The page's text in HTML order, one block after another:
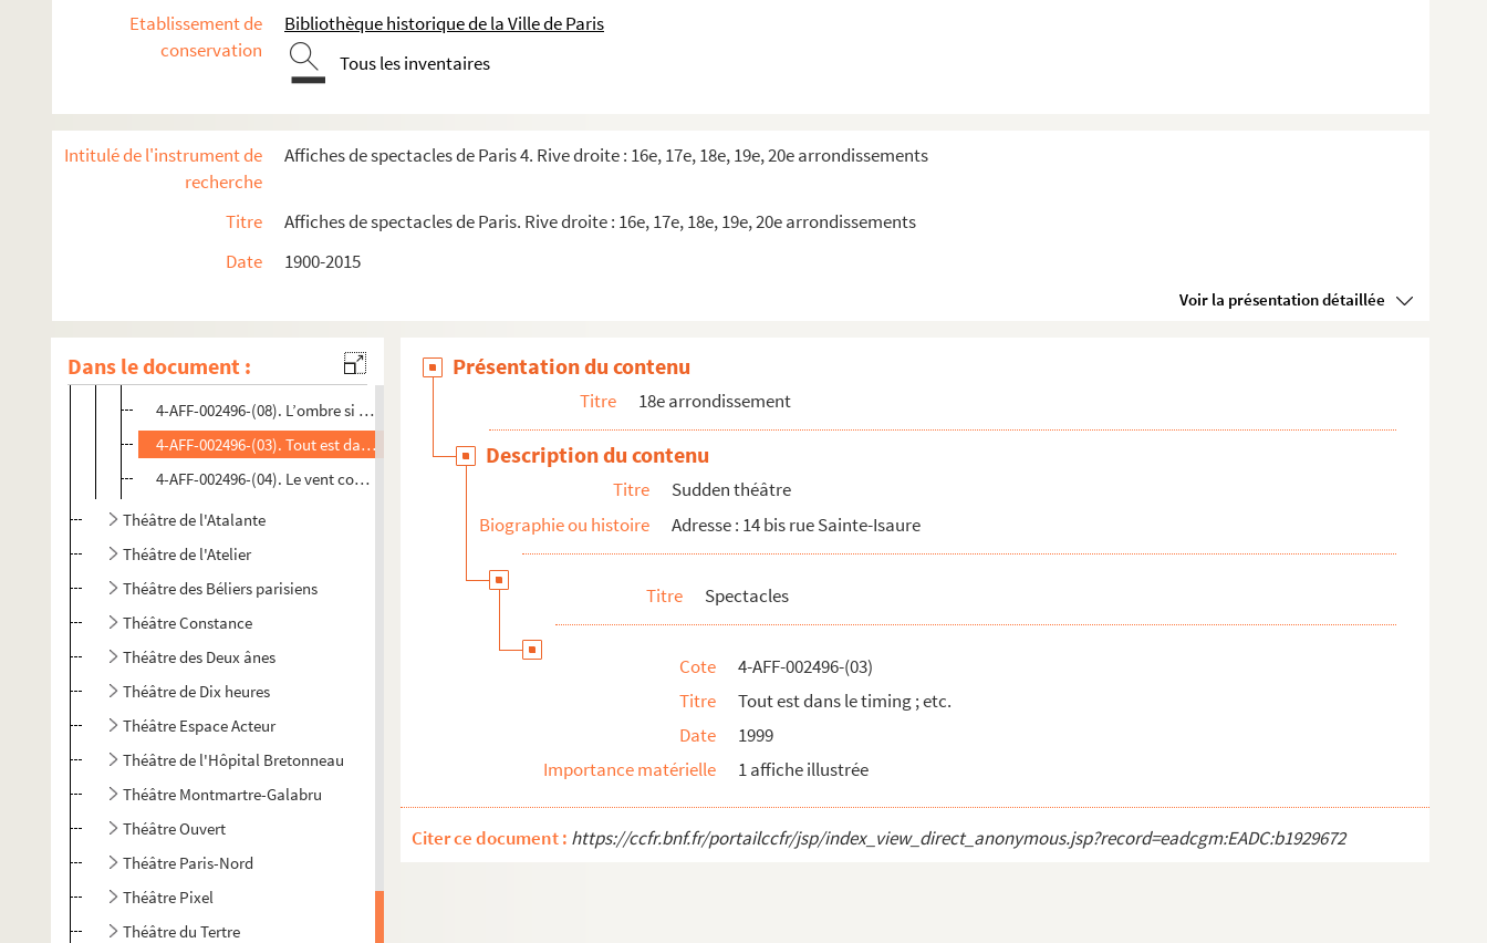
Etablissement de
conservation
Bibliothèque historique de la Ville de Paris
Tous les inventaires
Intitulé de l'instrument de
recherche
Affiches de spectacles de Paris 4. Rive droite : 16e, 17e, 18e, 19e, 20e arrondissements
Titre
Affiches de spectacles de Paris. Rive droite : 16e, 17e, 18e, 19e, 20e arrondissements
Date
1900-2015
Voir la présentation détaillée
Dans le document :
Moulin de la Chanson
Moulin de la Galette
Sudden théâtre
4-AFF-002496-(01). Arlequin poli par l'amour
4-AFF-002496-(06). Asie Afrique
4-AFF-002496-(07). Laisse flotter les rubans
4-AFF-002496-(02). Monsieur Vieil Ours visite le monde
4-AFF-002496-(08). L’ombre si bleue du cœlacanthe
4-AFF-002496-(03). Tout est dans le timing ; etc.
4-AFF-002496-(04). Le vent coulis
Théâtre de l'Atalante
Théâtre de l'Atelier
Théâtre des Béliers parisiens
Théâtre Constance
Théâtre des Deux ânes
Théâtre de Dix heures
Théâtre Espace Acteur
Théâtre de l'Hôpital Bretonneau
Théâtre Montmartre-Galabru
Théâtre Ouvert
Théâtre Paris-Nord
Théâtre Pixel
Théâtre du Tertre
Présentation du contenu
Titre 18e arrondissement
Description du contenu
Titre
Sudden théâtre
Biographie ou histoire
Adresse : 14 bis rue Sainte-Isaure
Titre Spectacles
Cote
4-AFF-002496-(03)
Titre
Tout est dans le timing ; etc.
Date
1999
Importance matérielle
1 affiche illustrée
Citer ce document : https://ccfr.bnf.fr/portailccfr/jsp/index_view_direct_anonymous.jsp?record=eadcgm:EADC:b1929672